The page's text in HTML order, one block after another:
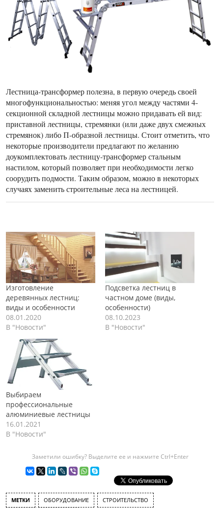
Лестница-трансформер полезна, в первую очередь своей
многофункциональностью: меняя угол между частями 4-
секционной складной лестницы можно придавать ей вид:
приставной лестницы, стремянки (или даже двух смежных
стремянок) либо П-образной лестницы. Стоит отметить, что
некоторые производители предлагают по желанию
доукомплектовать лестницу-трансформер стальным
настилом, который позволяет при необходимости легко
соорудить подмости. Таким образом, можно в некоторых
случаях заменить строительные леса на лестницей.
Изготовление
деревянных лестниц:
виды и особенности
08.01.2020
В "Новости"
Подсветка лестниц в
частном доме (виды,
особенности)
08.10.2023
В "Новости"
Выбираем
профессиональные
алюминиевые лестницы
16.01.2021
В "Новости"
Заметили ошибку? Выделите ее и нажмите Ctrl+Enter
МЕТКИ ОБОРУДОВАНИЕ СТРОИТЕЛЬСТВО